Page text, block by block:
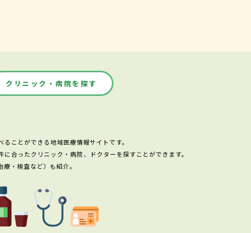
クリニック・病院を探す
ことができる地域医療情報サイトです。
合ったクリニック・病院、ドクターを探すことができます。
・検査など）も紹介。